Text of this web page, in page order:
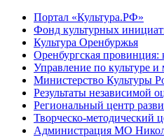
Портал «Культура.РФ»
Фонд культурных
Культура Оренбуржья
Оренбургская провинция:
Управление по культуре
Министерство Культуры
Результаты независимой
Региональный центр
Творческо-методический
Администрация МО